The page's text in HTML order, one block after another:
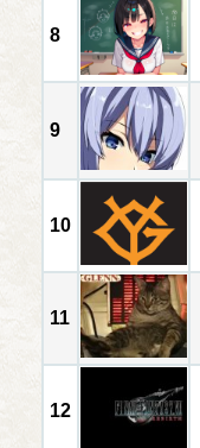
8
9
10
11
12